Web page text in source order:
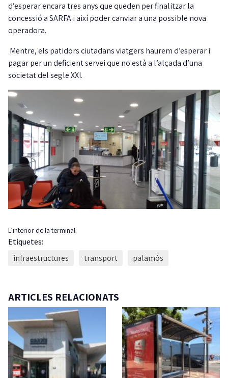
d’esperar encara tres anys que queden per finalitzar la
concessió a SARFA i així poder canviar a una possible nova
operadora.
Mentre, els patidors ciutadans viatgers haurem d’esperar i
pagar per un deficient servei que no està a l’alçada d’una
societat del segle XXI.
L’interior de la terminal.
Etiquetes:
infraestructures
transport palamós
ARTICLES RELACIONATS